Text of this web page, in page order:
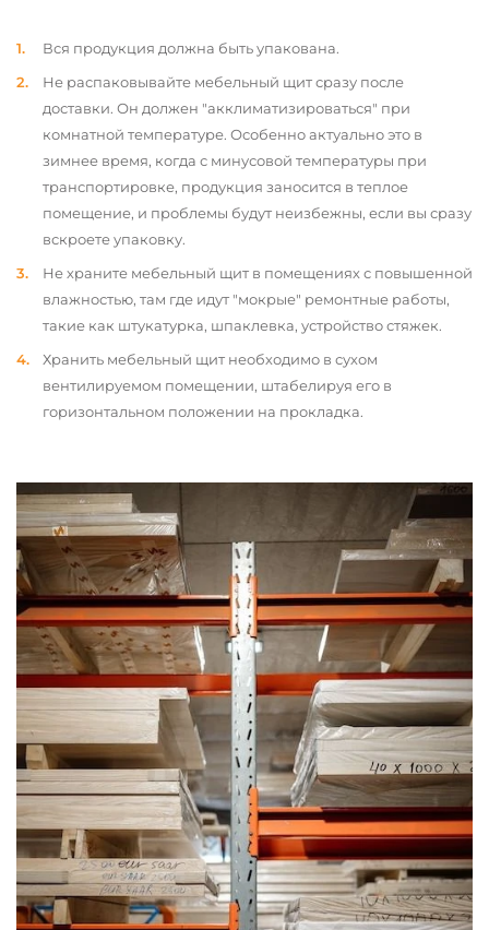
Вся продукция должна быть упакована.
Не распаковывайте мебельный щит сразу после
доставки. Он должен "акклиматизироваться" при
комнатной температуре. Особенно актуально это в
зимнее время, когда с минусовой температуры при
транспортировке, продукция заносится в теплое
помещение, и проблемы будут неизбежны, если вы сразу
вскроете упаковку.
Не храните мебельный щит в помещениях с повышенной
влажностью, там где идут "мокрые" ремонтные работы,
такие как штукатурка, шпаклевка, устройство стяжек.
Хранить мебельный щит необходимо в сухом
вентилируемом помещении, штабелируя его в
горизонтальном положении на прокладка.